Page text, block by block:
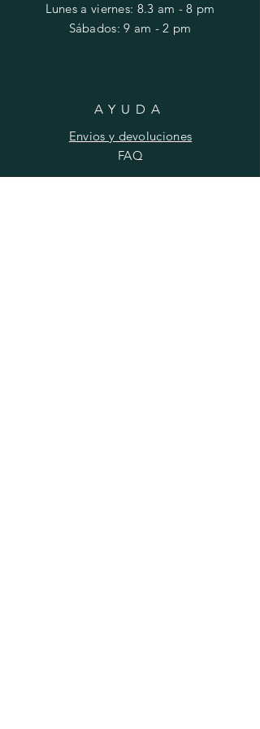
Lunes a viernes: 8.3 am - 8 pm
​​Sábados: 9 am - 2 pm
AYUDA
Envios y devoluciones
FAQ